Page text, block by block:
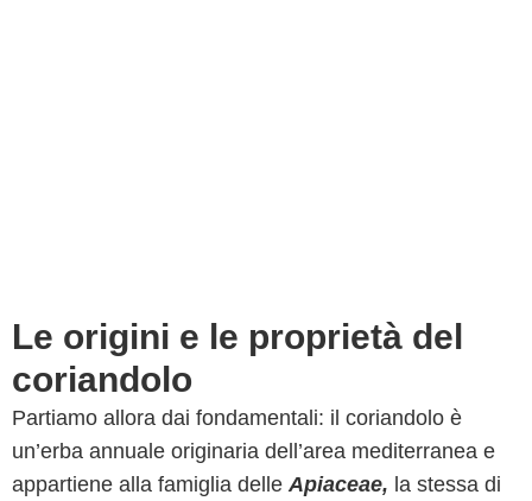
Le origini e le proprietà del
coriandolo
Partiamo allora dai fondamentali: il coriandolo è
un’erba annuale originaria dell’area mediterranea e
appartiene alla famiglia delleApiaceae, la stessa di